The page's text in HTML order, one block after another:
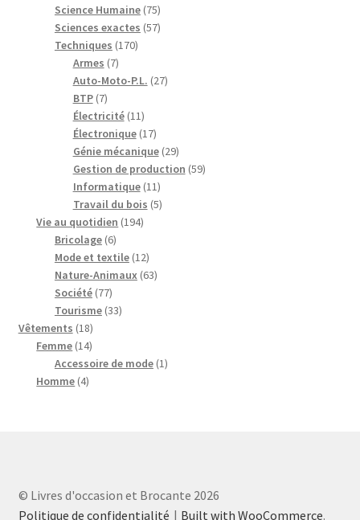
produits
Science Humaine 7575
produits
Sciences exactes 5757
Techniques 170170
Armes 77
produits
Auto-Moto-P.L. 2727
BTP 77
produits
Électricité 1111
produits
Électronique 1717
produits
Génie mécanique 2929
produits
Gestion de production 5959
Informatique 1111
produits
Travail du bois 55
Vie au quotidien 194194
Bricolage 66
produits
Mode et textile 1212
produits
Nature-Animaux 6363
Société 7777
produits
Tourisme 3333
Vêtements 1818
produits
Femme 1414
produits
Accessoire de mode 11
Homme 44
© Livres d'occasion et Brocante 2026
Politique de confidentialité
Built with WooCommerce.